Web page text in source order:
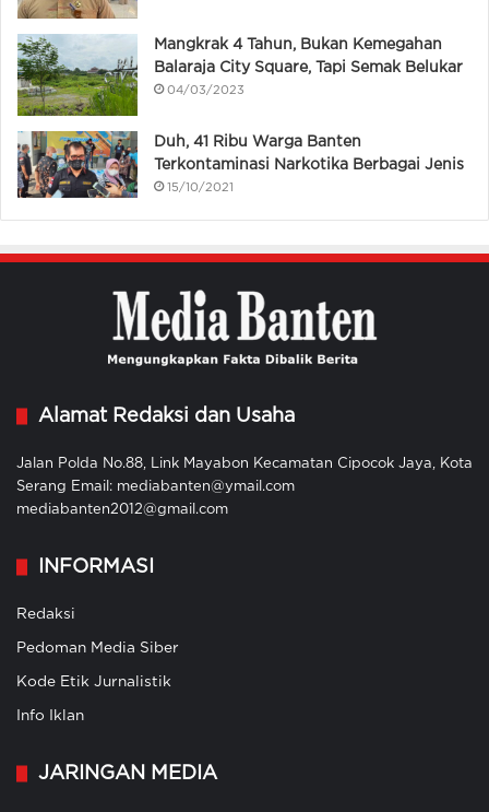
Mangkrak 4 Tahun, Bukan Kemegahan
Balaraja City Square, Tapi Semak Belukar
04/03/2023
Duh, 41 Ribu Warga Banten
Terkontaminasi Narkotika Berbagai Jenis
15/10/2021
Alamat Redaksi dan Usaha
Jalan Polda No.88, Link Mayabon Kecamatan Cipocok Jaya, Kota
Serang Email: mediabanten@ymail.com
mediabanten2012@gmail.com
INFORMASI
Redaksi
Pedoman Media Siber
Kode Etik Jurnalistik
Info Iklan
JARINGAN MEDIA